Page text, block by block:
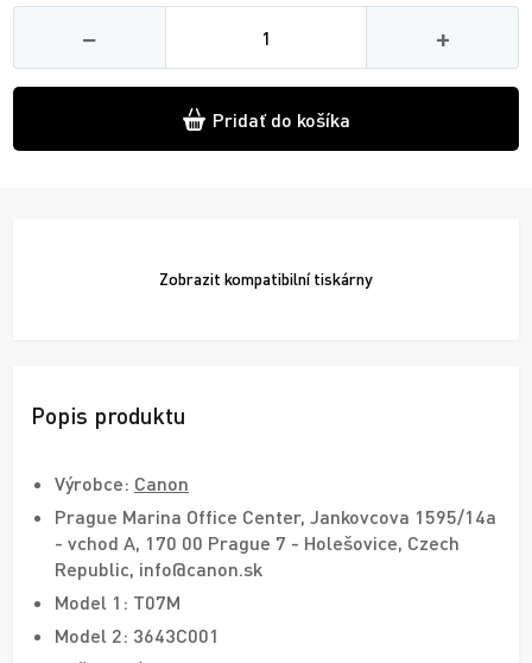
−
Množství
+
Pridať do košíka
Zobrazit kompatibilní tiskárny
Popis produktu
Výrobce: Canon
Prague Marina Office Center, Jankovcova 1595/14a
- vchod A, 170 00 Prague 7 - Holešovice, Czech
Republic, info@canon.sk
Model 1: T07M
Model 2: 3643C001